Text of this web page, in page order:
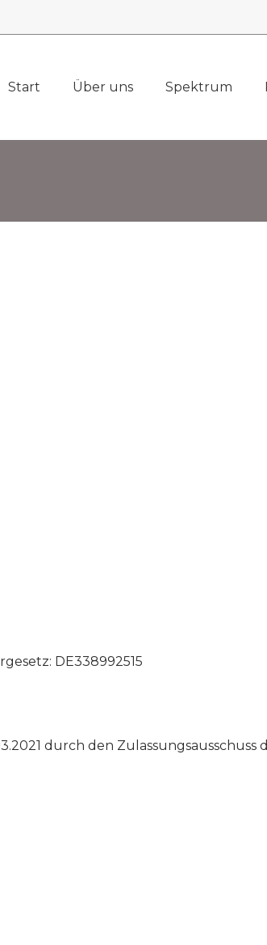
Start Über uns Spektrum
DE338992515
durch den Zulassungsausschuss